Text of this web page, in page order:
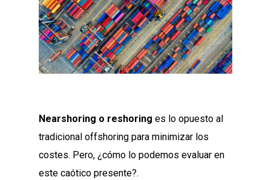
Nearshoring o reshoring es lo opuesto al
tradicional offshoring para minimizar los
costes. Pero, ¿cómo lo podemos evaluar en
este caótico presente?.